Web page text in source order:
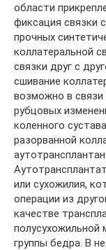
области
фиксация связки
прочных
коллатеральной
связки друг с
сшивание
возможно в связи
рубцовых
коленного
разорванной
или сухожилия,
операции из
качестве
группы бедра. В